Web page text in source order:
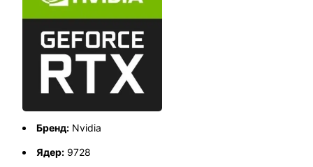
Бренд: Nvidia
Ядер: 9728